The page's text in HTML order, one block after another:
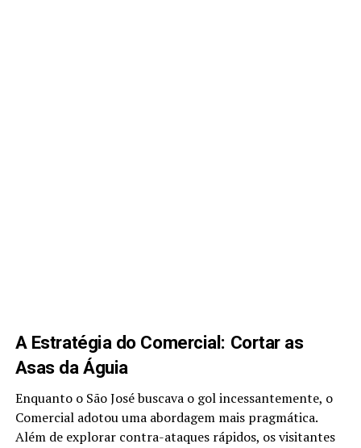
A Estratégia do Comercial: Cortar as
Asas da Águia
Enquanto o São José buscava o gol incessantemente, o
Comercial adotou uma abordagem mais pragmática.
Além de explorar contra-ataques rápidos, os visitantes